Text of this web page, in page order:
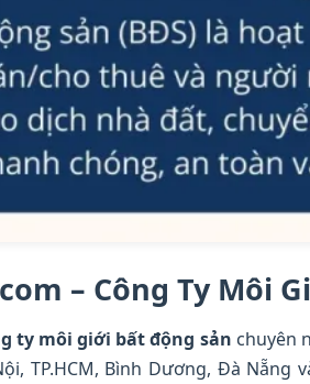
– Công Ty Môi
ty môi giới bất động sản chuyên
TP.HCM, Bình Dương, Đà